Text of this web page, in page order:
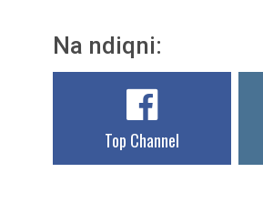
Na ndiqni:
Top Channel